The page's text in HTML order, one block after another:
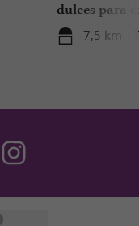
dulces para
a 1 hora de
7,5 km -